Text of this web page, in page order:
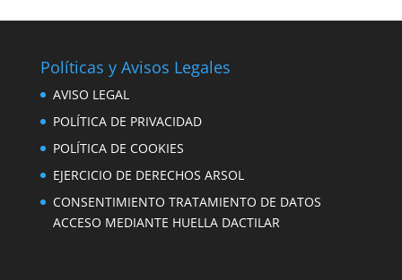
Políticas y Avisos Legales
AVISO LEGAL
POLÍTICA DE PRIVACIDAD
POLÍTICA DE COOKIES
EJERCICIO DE DERECHOS ARSOL
CONSENTIMIENTO TRATAMIENTO DE DATOS
ACCESO MEDIANTE HUELLA DACTILAR